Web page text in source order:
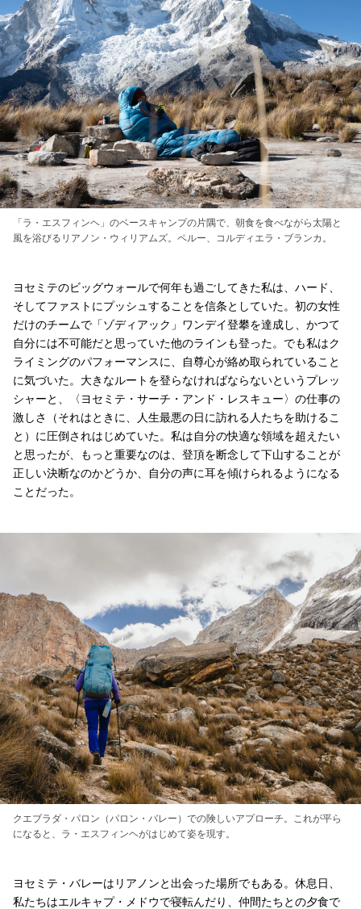
「ラ・エスフィンヘ」のベースキャンプの片隅で、朝食を食べながら太陽と
風を浴びるリアノン・ウィリアムズ。ペルー、コルディエラ・ブランカ。
ヨセミテのビッグウォールで何年も過ごしてきた私は、ハード、
そしてファストにプッシュすることを信条としていた。初の女性
だけのチームで「ゾディアック」ワンデイ登攀を達成し、かつて
自分には不可能だと思っていた他のラインも登った。でも私はク
ライミングのパフォーマンスに、自尊心が絡め取られていること
に気づいた。大きなルートを登らなければならないというプレッ
シャーと、〈ヨセミテ・サーチ・アンド・レスキュー〉の仕事の
激しさ（それはときに、人生最悪の日に訪れる人たちを助けるこ
と）に圧倒されはじめていた。私は自分の快適な領域を超えたい
と思ったが、もっと重要なのは、登頂を断念して下山することが
正しい決断なのかどうか、自分の声に耳を傾けられるようになる
ことだった。
クエブラダ・パロン（パロン・バレー）での険しいアプローチ。これが平ら
になると、ラ・エスフィンヘがはじめて姿を現す。
ヨセミテ・バレーはリアノンと出会った場所でもある。休息日、
私たちはエルキャプ・メドウで寝転んだり、仲間たちとの夕食で